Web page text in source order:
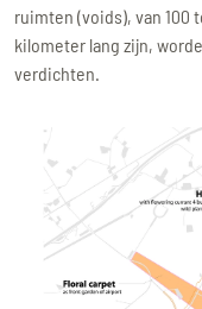
ruimten (voids), van 100
kilometer lang zijn,
verdichten.